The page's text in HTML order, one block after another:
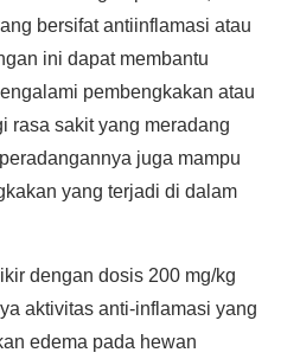
bersifat antiinflamasi atau
ini dapat membantu
pembengkakan atau
rasa sakit yang meradang
juga mampu
yang terjadi di dalam
dengan dosis 200 mg/kg
aktivitas anti-inflamasi yang
edema pada hewan